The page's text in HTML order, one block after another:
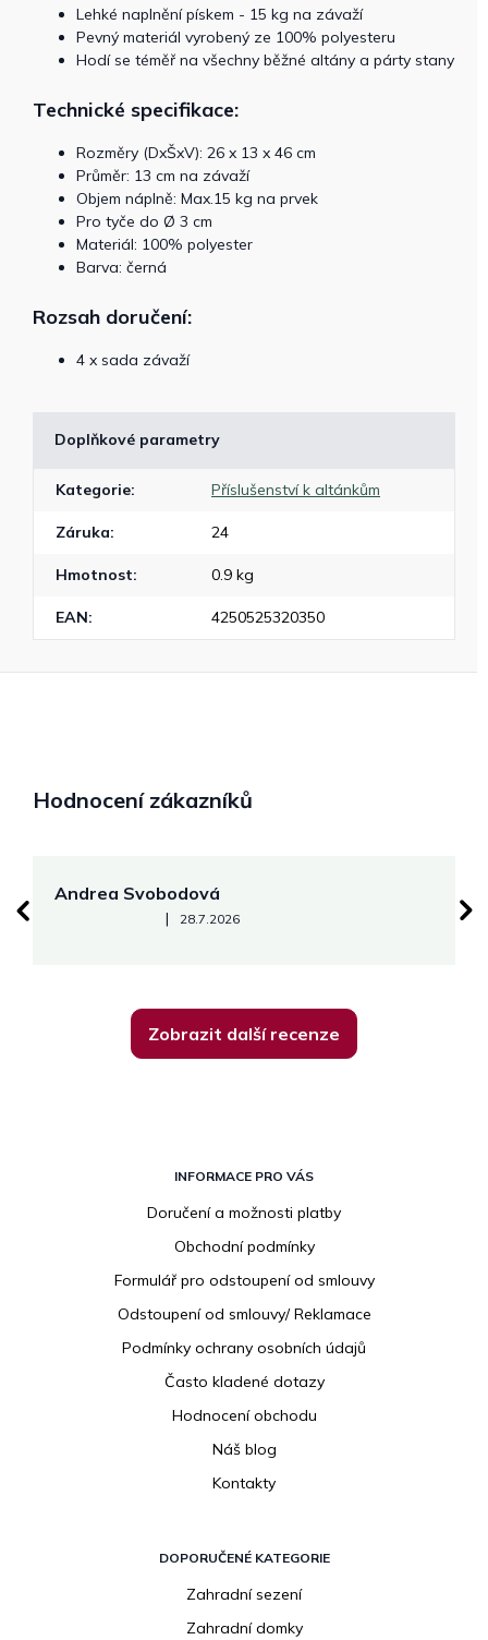
Lehké naplnění pískem - 15 kg na závaží
Pevný materiál vyrobený ze 100% polyesteru
Hodí se téměř na všechny běžné altány a párty stany
Technické specifikace:
Rozměry (DxŠxV): 26 x 13 x 46 cm
Průměr: 13 cm na závaží
Objem náplně: Max.15 kg na prvek
Pro tyče do Ø 3 cm
Materiál: 100% polyester
Barva: černá
Rozsah doručení:
4 x sada závaží
Doplňkové parametry
Kategorie: Příslušenství k altánkům
Záruka: 24
Hmotnost: 0.9 kg
EAN: 4250525320350
Hodnocení zákazníků
Andrea Svobodová
Hodnocení obchodu je 5 z 5 hvězdiček.
| 28.7.2026
Zobrazit další recenze
INFORMACE PRO VÁS
Doručení a možnosti platby
Obchodní podmínky
Formulář pro odstoupení od smlouvy
Odstoupení od smlouvy/ Reklamace
Podmínky ochrany osobních údajů
Často kladené dotazy
Hodnocení obchodu
Náš blog
Kontakty
DOPORUČENÉ KATEGORIE
Zahradní sezení
Zahradní domky